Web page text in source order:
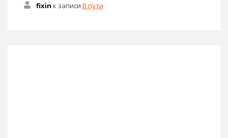
fixin к записи В пути